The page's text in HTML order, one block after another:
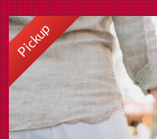
Pickup